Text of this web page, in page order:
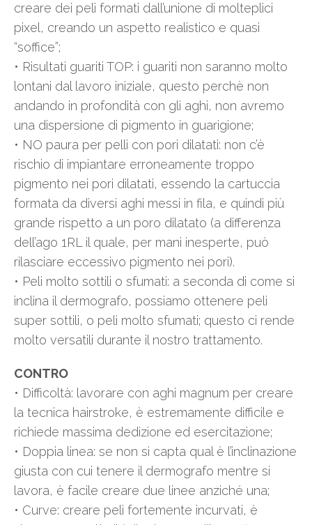
creare dei peli formati dall’unione di molteplici
pixel, creando un aspetto realistico e quasi
“soffice”;
• Risultati guariti TOP: i guariti non saranno molto
lontani dal lavoro iniziale, questo perchè non
andando in profondità con gli aghi, non avremo
una dispersione di pigmento in guarigione;
• NO paura per pelli con pori dilatati: non c’è
rischio di impiantare erroneamente troppo
pigmento nei pori dilatati, essendo la cartuccia
formata da diversi aghi messi in fila, e quindi più
grande rispetto a un poro dilatato (a differenza
dell’ago 1RL il quale, per mani inesperte, può
rilasciare eccessivo pigmento nei pori).
• Peli molto sottili o sfumati: a seconda di come si
inclina il dermografo, possiamo ottenere peli
super sottili, o peli molto sfumati; questo ci rende
molto versatili durante il nostro trattamento.
CONTRO
• Difficoltà: lavorare con aghi magnum per creare
la tecnica hairstroke, è estremamente difficile e
richiede massima dedizione ed esercitazione;
• Doppia linea: se non si capta qual è l’inclinazione
giusta con cui tenere il dermografo mentre si
lavora, è facile creare due linee anziché una;
• Curve: creare peli fortemente incurvati, è